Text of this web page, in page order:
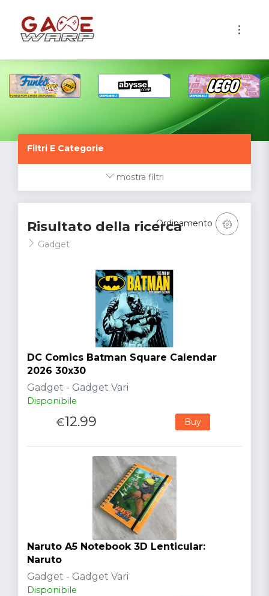
Filtri E Categorie
mostra filtri
Risultato della ricerca
Gadget
Ordinamento
DC Comics Batman Square Calendar
2026 30x30
Gadget - Gadget Vari
Disponibile
€12.99 Buy
Naruto A5 Notebook 3D Lenticular:
Naruto
Gadget - Gadget Vari
Disponibile